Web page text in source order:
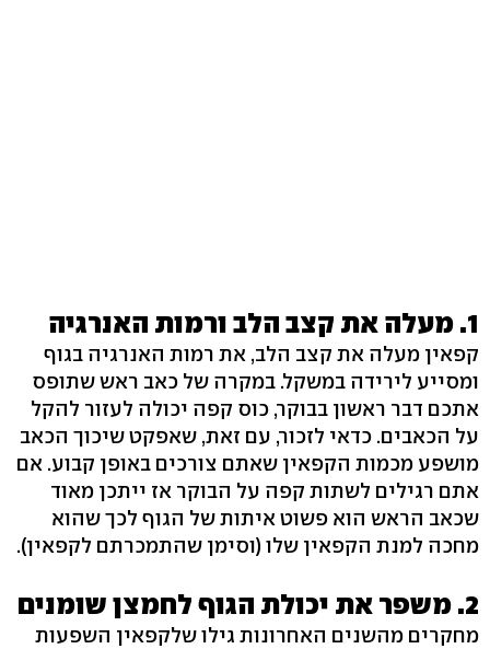
1. מעלה את קצב הלב ורמות האנרגיה
קפאין מעלה את קצב הלב, את רמות האנרגיה בגוף
ומסייע לירידה במשקל. במקרה של כאב ראש שתופס
אתכם דבר ראשון בבוקר, כוס קפה יכולה לעזור להקל
על הכאבים. כדאי לזכור, עם זאת, שאפקט שיכוך הכאב
מושפע מכמות הקפאין שאתם צורכים באופן קבוע. אם
אתם רגילים לשתות קפה על הבוקר אז ייתכן מאוד
שכאב הראש הוא פשוט איתות של הגוף לכך שהוא
מחכה למנת הקפאין שלו (וסימן שהתמכרתם לקפאין).
2. משפר את יכולת הגוף לחמצן שומנים
מחקרים מהשנים האחרונות גילו שלקפאין השפעות